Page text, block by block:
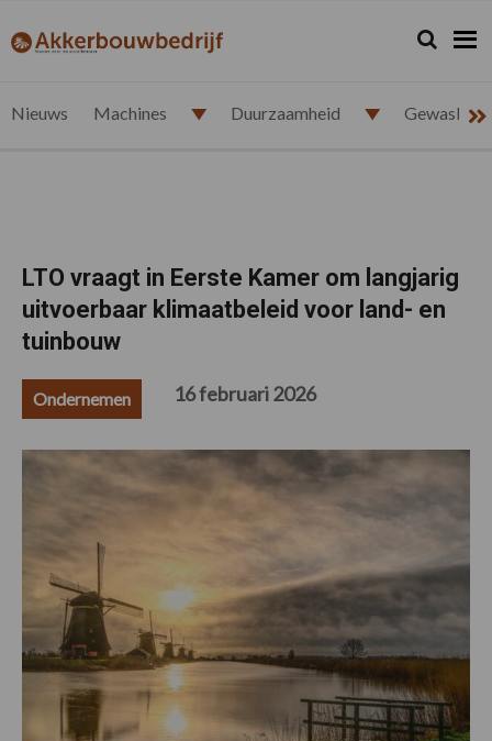
de
de
de
de
akkerbouwbedrijf.nl Zoeken...
Zoek
Nieuws Machines Duurzaamheid
LTO vraagt in Eerste Kamer om langjarig
uitvoerbaar klimaatbeleid voor land- en
tuinbouw
Ondernemen 16 februari 2026